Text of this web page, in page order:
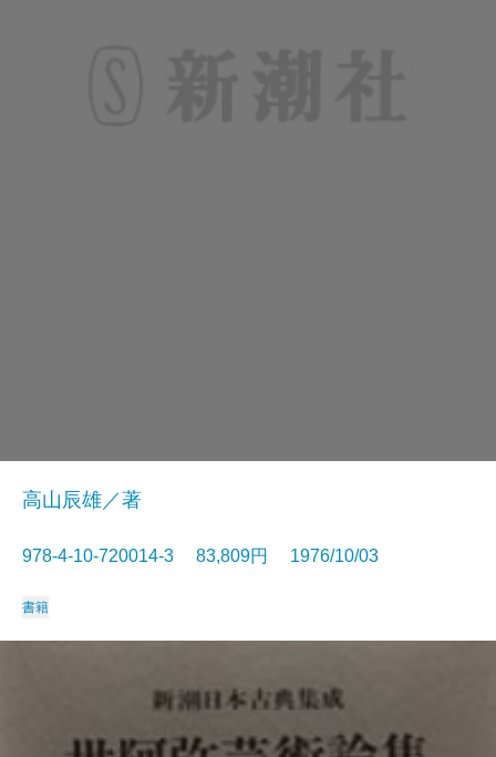
高山辰雄／著
978-4-10-720014-3 83,809円 1976/10/03
書籍